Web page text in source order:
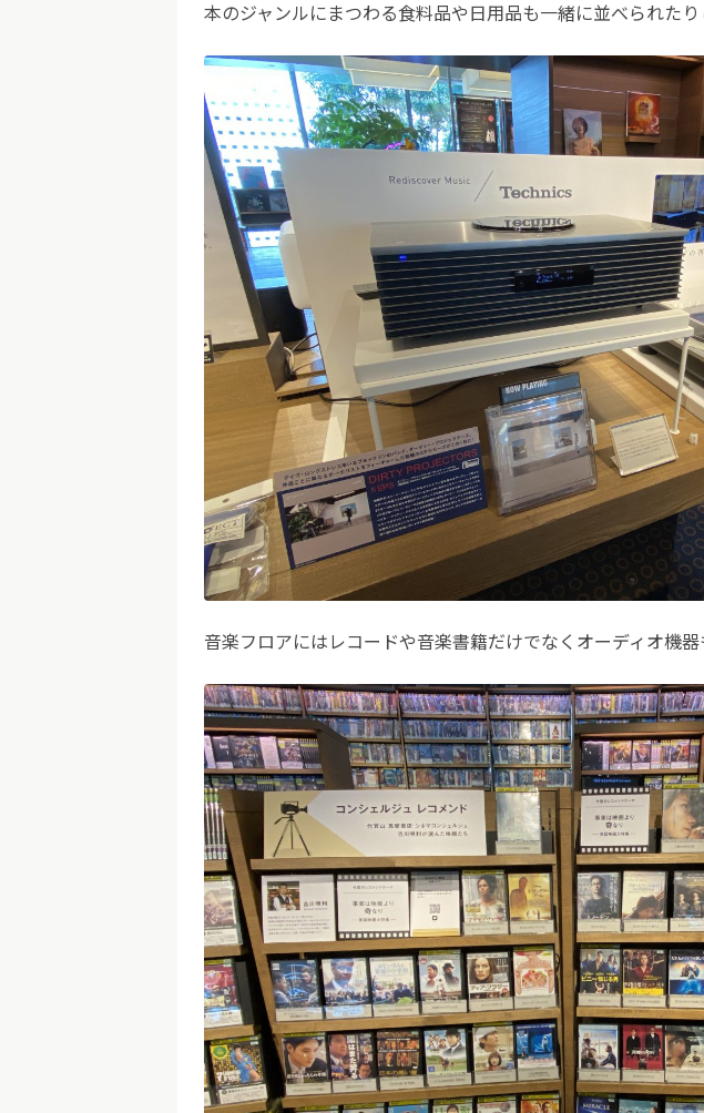
本のジャンルにまつわる食料品や日用品も一緒に並べられたり
音楽フロアにはレコードや音楽書籍だけでなくオーディオ機器